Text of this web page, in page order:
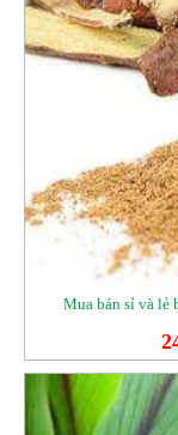
Mua bán sỉ và lẻ